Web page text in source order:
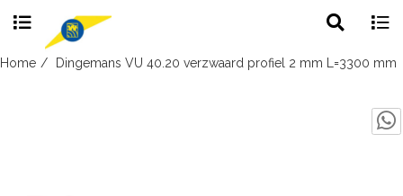
Skip
search
Home Dingemans VU 40.20 verzwaard profiel 2 mm L=3300 mm